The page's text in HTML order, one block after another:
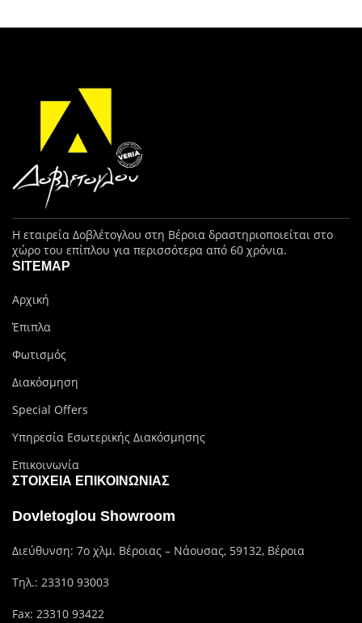
Η εταιρεία Δοβλέτογλου στη Βέροια δραστηριοποιείται στο
χώρο του επίπλου για περισσότερα από 60 χρόνια.
SITEMAP
Αρχική
Έπιπλα
Φωτισμός
Διακόσμηση
Special Offers
Υπηρεσία Εσωτερικής Διακόσμησης
Επικοινωνία
ΣΤΟΙΧΕΊΑ ΕΠΙΚΟΙΝΩΝΊΑΣ
Dovletoglou Showroom
Διεύθυνση: 7ο χλμ. Βέροιας – Νάουσας, 59132, Βέροια
Τηλ.: 23310 93003
Fax: 23310 93422